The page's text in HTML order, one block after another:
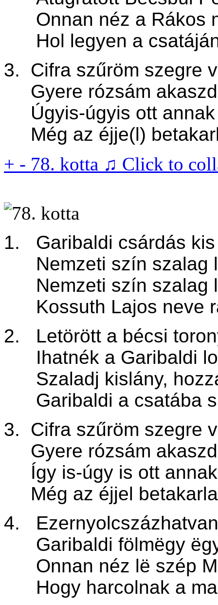
Onnan néz a Rákos
Hol legyen a
3. Cifra szűröm szegre
Gyere rózsám
Úgyis-úgyis ott annak
Még az éjje(l)
+ - 78. kotta ♫ Click to
1. Garibaldi csárdás
Nemzeti szín szalag
Nemzeti szín szalag
Kossuth Lajos neve
2. Letörött a bécsi
Ihatnék a Garibaldi
Szaladj kislány,
Garibaldi a csatába
3. Cifra szűröm szegre
Gyere rózsám
Így is-úgy is ott
Még az éjjel
4.
Garibaldi fölmëgy
Onnan néz lë szép
Hogy harcolnak a